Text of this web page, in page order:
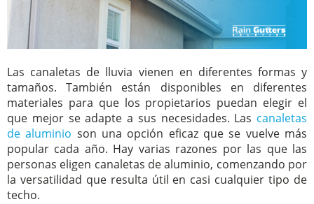
Las canaletas de lluvia vienen en diferentes formas y
tamaños. También están disponibles en diferentes
materiales para que los propietarios puedan elegir el
que mejor se adapte a sus necesidades. Las canaletas
de aluminio son una opción eficaz que se vuelve más
popular cada año. Hay varias razones por las que las
personas eligen canaletas de aluminio, comenzando por
la versatilidad que resulta útil en casi cualquier tipo de
techo.